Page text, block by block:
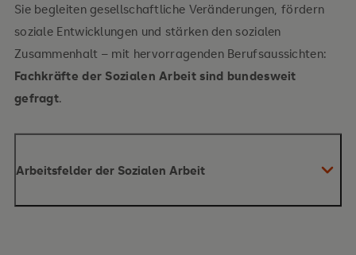
Fallarbeit & Case Management
Gruppenarbeit
Gesprächsführung und Beratung
Konfliktberatung
Sie begleiten gesellschaftliche Veränderungen, fördern
soziale Entwicklungen und stärken den sozialen
Zusammenhalt – mit hervorragenden Berufsaussichten:
Fachkräfte der Sozialen Arbeit sind bundesweit
gefragt.
Arbeitsfelder der Sozialen Arbeit